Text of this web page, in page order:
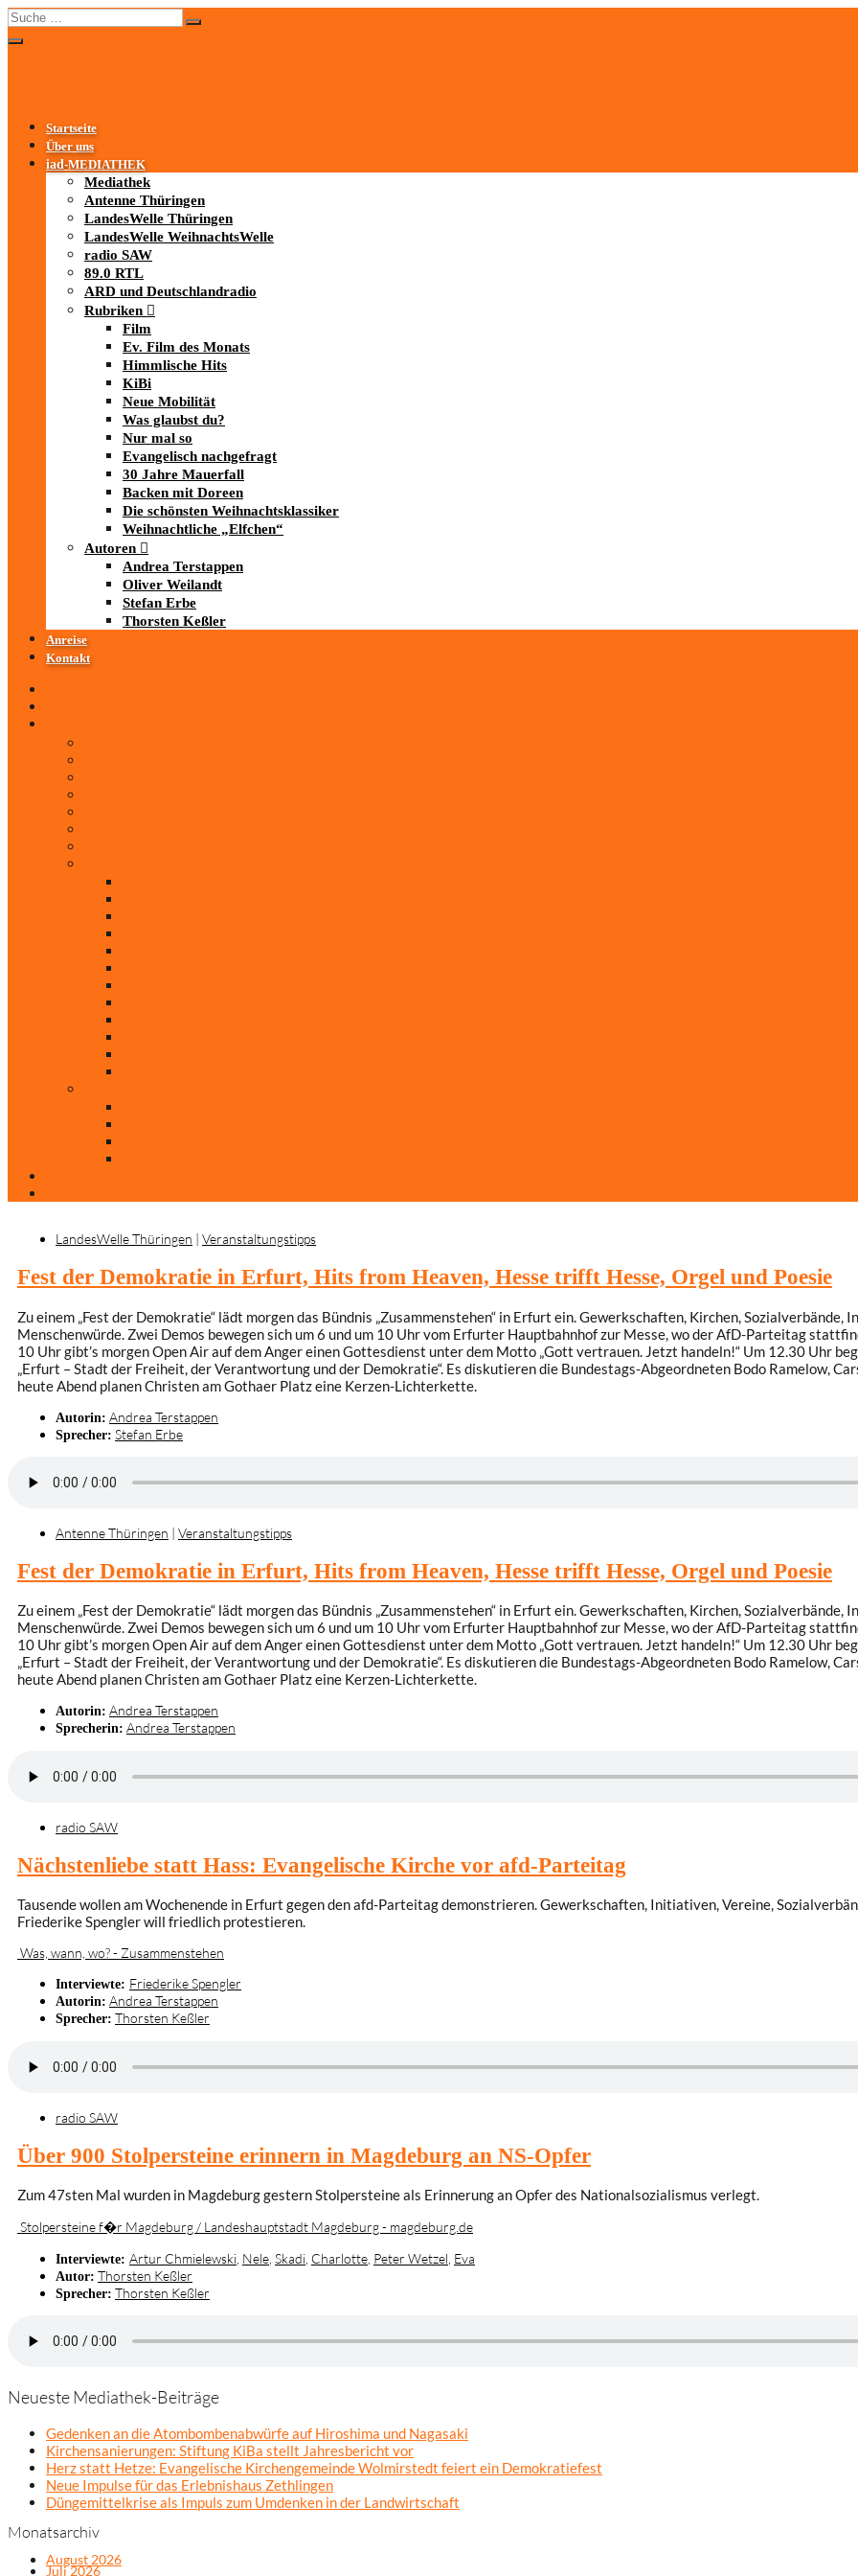
Startseite
Über uns
iad-MEDIATHEK
Mediathek
Antenne Thüringen
LandesWelle Thüringen
LandesWelle WeihnachtsWelle
radio SAW
89.0 RTL
ARD und Deutschlandradio
Rubriken
Film
Ev. Film des Monats
Himmlische Hits
KiBi
Neue Mobilität
Was glaubst du?
Nur mal so
Evangelisch nachgefragt
30 Jahre Mauerfall
Backen mit Doreen
Die schönsten Weihnachtsklassiker
Weihnachtliche „Elfchen“
Autoren
Andrea Terstappen
Oliver Weilandt
Stefan Erbe
Thorsten Keßler
Anreise
Kontakt
LandesWelle Thüringen | Veranstaltungstipps
Fest der Demokratie in Erfurt, Hits from Heaven, Hesse trifft Hesse, Orgel und Poesie
Zu einem „Fest der Demokratie“ lädt morgen das Bündnis „Zusammenstehen“ in Erfurt ein. Gewerkschaften, Kirchen,
Menschenwürde. Zwei Demos bewegen sich um 6 und um 10 Uhr vom Erfurter Hauptbahnhof zur Messe, wo der AfD-Parteitag
10 Uhr gibt’s morgen Open Air auf dem Anger einen Gottesdienst unter dem Motto „Gott vertrauen. Jetzt handeln!“ Um 12.30 Uhr
„Erfurt – Stadt der Freiheit, der Verantwortung und der Demokratie“. Es diskutieren die Bundestags-Abgeordneten Bodo Ramelow,
heute Abend planen Christen am Gothaer Platz eine Kerzen-Lichterkette.
Autorin: Andrea Terstappen
Sprecher: Stefan Erbe
Antenne Thüringen | Veranstaltungstipps
Fest der Demokratie in Erfurt, Hits from Heaven, Hesse trifft Hesse, Orgel und Poesie
Zu einem „Fest der Demokratie“ lädt morgen das Bündnis „Zusammenstehen“ in Erfurt ein. Gewerkschaften, Kirchen,
Menschenwürde. Zwei Demos bewegen sich um 6 und um 10 Uhr vom Erfurter Hauptbahnhof zur Messe, wo der AfD-Parteitag
10 Uhr gibt’s morgen Open Air auf dem Anger einen Gottesdienst unter dem Motto „Gott vertrauen. Jetzt handeln!“ Um 12.30 Uhr
„Erfurt – Stadt der Freiheit, der Verantwortung und der Demokratie“. Es diskutieren die Bundestags-Abgeordneten Bodo Ramelow,
heute Abend planen Christen am Gothaer Platz eine Kerzen-Lichterkette.
Autorin: Andrea Terstappen
Sprecherin: Andrea Terstappen
radio SAW
Nächstenliebe statt Hass: Evangelische Kirche vor afd-Parteitag
Tausende wollen am Wochenende in Erfurt gegen den afd-Parteitag demonstrieren. Gewerkschaften, Initiativen, Vereine,
Friederike Spengler will friedlich protestieren.
Was, wann, wo? - Zusammenstehen
Interviewte: Friederike Spengler
Autorin: Andrea Terstappen
Sprecher: Thorsten Keßler
radio SAW
Über 900 Stolpersteine erinnern in Magdeburg an NS-Opfer
Zum 47sten Mal wurden in Magdeburg gestern Stolpersteine als Erinnerung an Opfer des Nationalsozialismus verlegt.
Stolpersteine f�r Magdeburg / Landeshauptstadt Magdeburg - magdeburg.de
Interviewte: Artur Chmielewski Nele Skadi Charlotte Peter Wetzel Eva
Autor: Thorsten Keßler
Sprecher: Thorsten Keßler
Neueste Mediathek-Beiträge
Gedenken an die Atombombenabwürfe auf Hiroshima und Nagasaki
Kirchensanierungen: Stiftung KiBa stellt Jahresbericht vor
Herz statt Hetze: Evangelische Kirchengemeinde Wolmirstedt feiert ein Demokratiefest
Neue Impulse für das Erlebnishaus Zethlingen
Düngemittelkrise als Impuls zum Umdenken in der Landwirtschaft
Monatsarchiv
August 2026
Juli 2026